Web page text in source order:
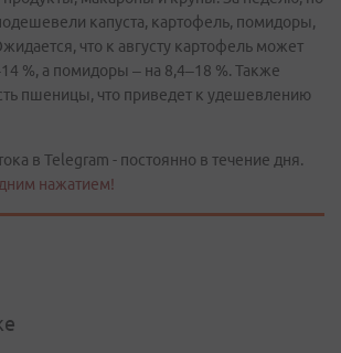
капуста, картофель, помидоры,
что к августу картофель может
%, а помидоры – на 8,4–18 %. Также
пшеницы, что приведет к удешевлению
в Telegram - постоянно в течение дня.
нажатием!